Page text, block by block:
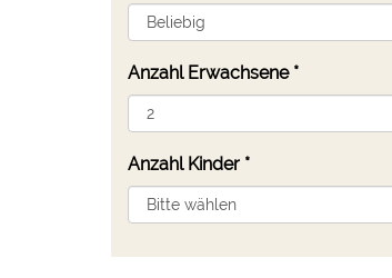
Anzahl Erwachsene *
Anzahl Kinder *